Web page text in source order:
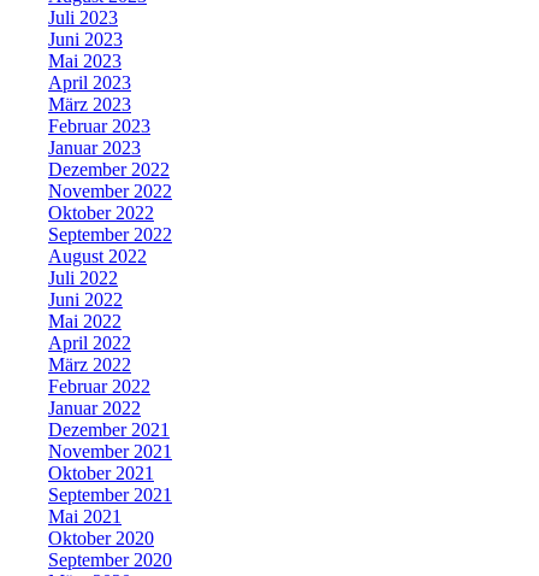
Juli 2023
Juni 2023
Mai 2023
April 2023
März 2023
Februar 2023
Januar 2023
Dezember 2022
November 2022
Oktober 2022
September 2022
August 2022
Juli 2022
Juni 2022
Mai 2022
April 2022
März 2022
Februar 2022
Januar 2022
Dezember 2021
November 2021
Oktober 2021
September 2021
Mai 2021
Oktober 2020
September 2020